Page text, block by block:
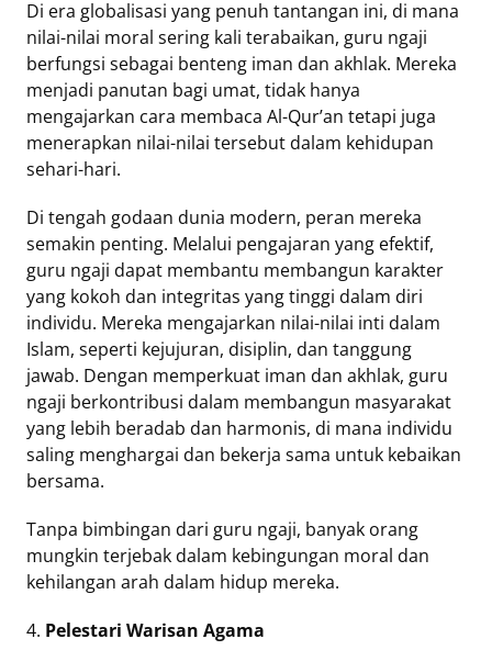
Di era globalisasi yang penuh tantangan ini, di mana
nilai-nilai moral sering kali terabaikan, guru ngaji
berfungsi sebagai benteng iman dan akhlak. Mereka
menjadi panutan bagi umat, tidak hanya
mengajarkan cara membaca Al-Qur’an tetapi juga
menerapkan nilai-nilai tersebut dalam kehidupan
sehari-hari.
Di tengah godaan dunia modern, peran mereka
semakin penting. Melalui pengajaran yang efektif,
guru ngaji dapat membantu membangun karakter
yang kokoh dan integritas yang tinggi dalam diri
individu. Mereka mengajarkan nilai-nilai inti dalam
Islam, seperti kejujuran, disiplin, dan tanggung
jawab. Dengan memperkuat iman dan akhlak, guru
ngaji berkontribusi dalam membangun masyarakat
yang lebih beradab dan harmonis, di mana individu
saling menghargai dan bekerja sama untuk kebaikan
bersama.
Tanpa bimbingan dari guru ngaji, banyak orang
mungkin terjebak dalam kebingungan moral dan
kehilangan arah dalam hidup mereka.
4. Pelestari Warisan Agama